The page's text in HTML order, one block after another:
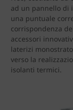
ad un pannello di
una puntuale
corrispondenza
accessori
laterizi
verso la
isolanti termici.